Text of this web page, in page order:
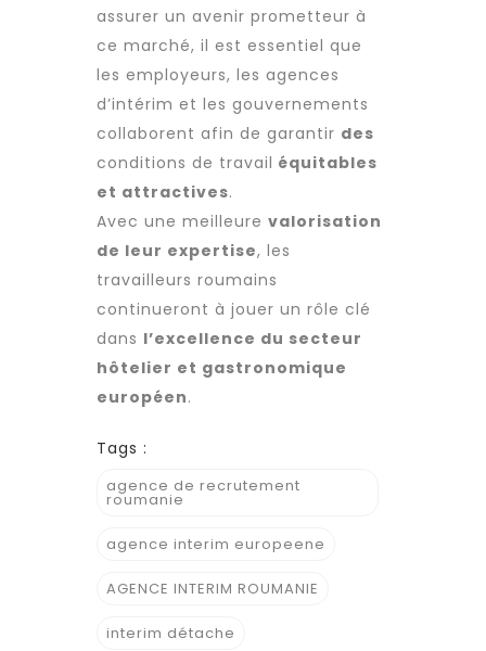
assurer un avenir prometteur à
ce marché, il est essentiel que
les employeurs, les agences
d’intérim et les gouvernements
collaborent afin de garantir des
conditions de travail équitables
et attractives.
Avec une meilleure valorisation
de leur expertise, les
travailleurs roumains
continueront à jouer un rôle clé
dans l’excellence du secteur
hôtelier et gastronomique
européen.
Tags :
agence de recrutement
roumanie
agence interim europeene
AGENCE INTERIM ROUMANIE
interim détache